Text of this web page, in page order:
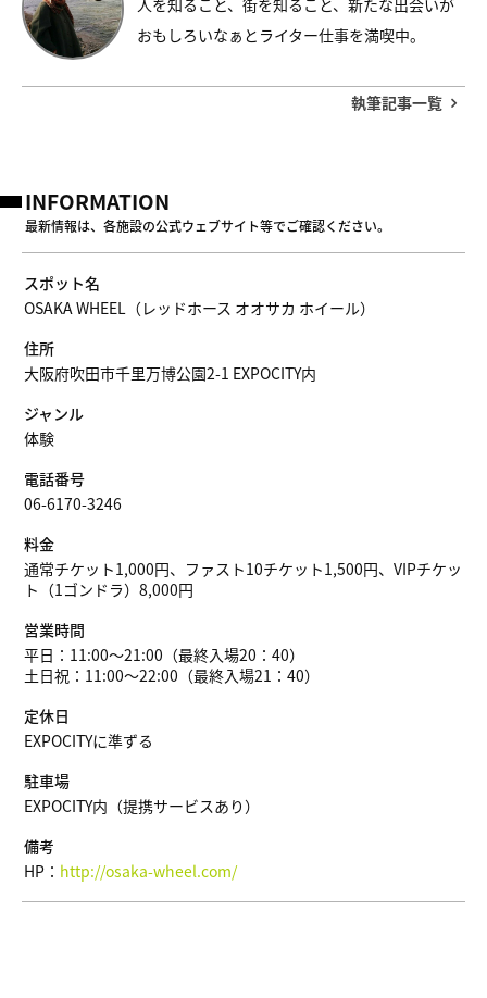
人を知ること、街を知ること、新たな出会いが
おもしろいなぁとライター仕事を満喫中。
執筆記事一覧
INFORMATION
最新情報は、各施設の公式ウェブサイト等でご確認ください。
スポット名
OSAKA WHEEL（レッドホース オオサカ ホイール）
住所
大阪府吹田市千里万博公園2-1 EXPOCITY内
ジャンル
体験
電話番号
06-6170-3246
料金
通常チケット1,000円、ファスト10チケット1,500円、VIPチケッ
ト（1ゴンドラ）8,000円
営業時間
平日：11:00～21:00（最終入場20：40）
土日祝：11:00～22:00（最終入場21：40）
定休日
EXPOCITYに準ずる
駐車場
EXPOCITY内（提携サービスあり）
備考
HP： http://osaka-wheel.com/